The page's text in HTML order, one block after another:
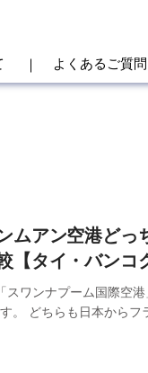
よくあるご質問
ムアン空港どっ
【タイ・バンコ
スワンナプーム国際空
。 どちらも日本からフ